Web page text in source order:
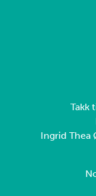
Takk
Ingrid Thea